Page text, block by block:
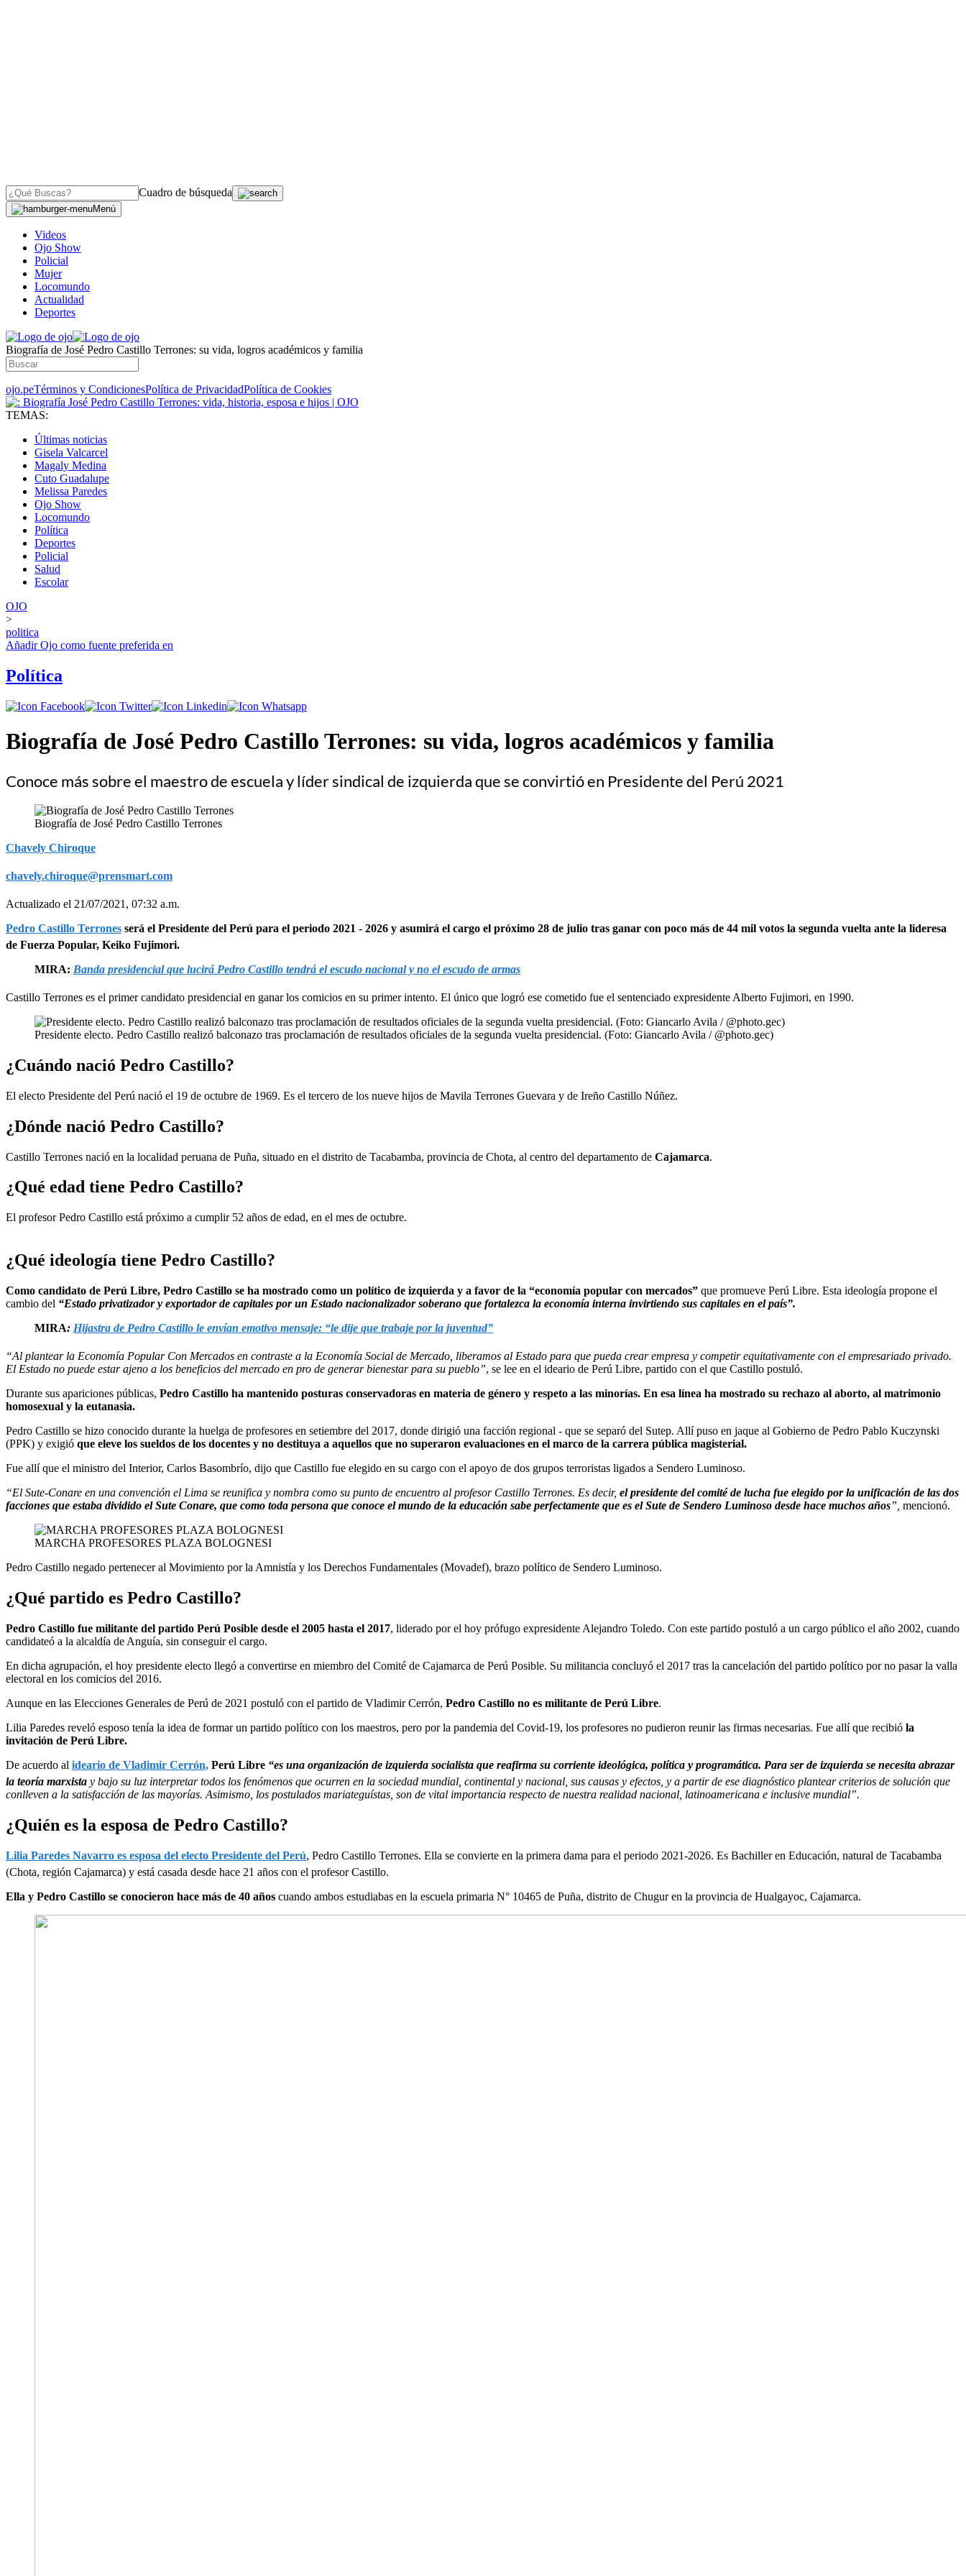
Cuadro de búsqueda
Menú
Videos
Ojo Show
Policial
Mujer
Locomundo
Actualidad
Deportes
Biografía de José Pedro Castillo Terrones: su vida, logros académicos y familia
ojo.peTérminos y CondicionesPolítica de PrivacidadPolítica de Cookies
TEMAS:
Últimas noticias
Gisela Valcarcel
Magaly Medina
Cuto Guadalupe
Melissa Paredes
Ojo Show
Locomundo
Política
Deportes
Policial
Salud
Escolar
OJO
>
politica
AñadirOjo como fuente preferida en
Política
Biografía de José Pedro Castillo Terrones: su vida, logros académicos y familia
Conoce más sobre el maestro de escuela y líder sindical de izquierda que se convirtió en Presidente del Perú 2021
Biografía de José Pedro Castillo Terrones
Chavely Chiroque
chavely.chiroque@prensmart.com
Actualizado el 21/07/2021, 07:32 a.m.
Pedro Castillo Terrones será el Presidente del Perú para el periodo 2021 - 2026 y asumirá el cargo el próximo 28 de julio tras ganar con poco más de 44 mil votos la segunda vuelta ante la lideresa
de Fuerza Popular, Keiko Fujimori.
MIRA: Banda presidencial que lucirá Pedro Castillo tendrá el escudo nacional y no el escudo de armas
Castillo Terrones es el primer candidato presidencial en ganar los comicios en su primer intento. El único que logró ese cometido fue el sentenciado expresidente Alberto Fujimori, en 1990.
Presidente electo. Pedro Castillo realizó balconazo tras proclamación de resultados oficiales de la segunda vuelta presidencial. (Foto: Giancarlo Avila / @photo.gec)
¿Cuándo nació Pedro Castillo?
El electo Presidente del Perú nació el 19 de octubre de 1969. Es el tercero de los nueve hijos de Mavila Terrones Guevara y de Ireño Castillo Núñez.
¿Dónde nació Pedro Castillo?
Castillo Terrones nació en la localidad peruana de Puña, situado en el distrito de Tacabamba, provincia de Chota, al centro del departamento de Cajamarca.
¿Qué edad tiene Pedro Castillo?
El profesor Pedro Castillo está próximo a cumplir 52 años de edad, en el mes de octubre.
¿Qué ideología tiene Pedro Castillo?
Como candidato de Perú Libre, Pedro Castillo se ha mostrado como un político de izquierda y a favor de la “economía popular con mercados” que promueve Perú Libre. Esta ideología propone el
cambio del “Estado privatizador y exportador de capitales por un Estado nacionalizador soberano que fortalezca la economía interna invirtiendo sus capitales en el país”.
MIRA: Hijastra de Pedro Castillo le envían emotivo mensaje: “le dije que trabaje por la juventud”
“Al plantear la Economía Popular Con Mercados en contraste a la Economía Social de Mercado, liberamos al Estado para que pueda crear empresa y competir equitativamente con el empresariado privado.
El Estado no puede estar ajeno a los beneficios del mercado en pro de generar bienestar para su pueblo”, se lee en el ideario de Perú Libre, partido con el que Castillo postuló.
Durante sus apariciones públicas, Pedro Castillo ha mantenido posturas conservadoras en materia de género y respeto a las minorías. En esa línea ha mostrado su rechazo al aborto, al matrimonio
homosexual y la eutanasia.
Pedro Castillo se hizo conocido durante la huelga de profesores en setiembre del 2017, donde dirigió una facción regional - que se separó del Sutep. Allí puso en jaque al Gobierno de Pedro Pablo Kuczynski
(PPK) y exigió que eleve los sueldos de los docentes y no destituya a aquellos que no superaron evaluaciones en el marco de la carrera pública magisterial.
Fue allí que el ministro del Interior, Carlos Basombrío, dijo que Castillo fue elegido en su cargo con el apoyo de dos grupos terroristas ligados a Sendero Luminoso.
“El Sute-Conare en una convención el Lima se reunifica y nombra como su punto de encuentro al profesor Castillo Terrones. Es decir, el presidente del comité de lucha fue elegido por la unificación de las dos
facciones que estaba dividido el Sute Conare, que como toda persona que conoce el mundo de la educación sabe perfectamente que es el Sute de Sendero Luminoso desde hace muchos años”, mencionó.
MARCHA PROFESORES PLAZA BOLOGNESI
Pedro Castillo negado pertenecer al Movimiento por la Amnistía y los Derechos Fundamentales (Movadef), brazo político de Sendero Luminoso.
¿Qué partido es Pedro Castillo?
Pedro Castillo fue militante del partido Perú Posible desde el 2005 hasta el 2017, liderado por el hoy prófugo expresidente Alejandro Toledo. Con este partido postuló a un cargo público el año 2002, cuando
candidateó a la alcaldía de Anguía, sin conseguir el cargo.
En dicha agrupación, el hoy presidente electo llegó a convertirse en miembro del Comité de Cajamarca de Perú Posible. Su militancia concluyó el 2017 tras la cancelación del partido político por no pasar la valla
electoral en los comicios del 2016.
Aunque en las Elecciones Generales de Perú de 2021 postuló con el partido de Vladimir Cerrón, Pedro Castillo no es militante de Perú Libre.
Lilia Paredes reveló esposo tenía la idea de formar un partido político con los maestros, pero por la pandemia del Covid-19, los profesores no pudieron reunir las firmas necesarias. Fue allí que recibió la
invitación de Perú Libre.
De acuerdo al ideario de Vladimir Cerrón, Perú Libre “es una organización de izquierda socialista que reafirma su corriente ideológica, política y programática. Para ser de izquierda se necesita abrazar
la teoría marxista y bajo su luz interpretar todos los fenómenos que ocurren en la sociedad mundial, continental y nacional, sus causas y efectos, y a partir de ese diagnóstico plantear criterios de solución que
conlleven a la satisfacción de las mayorías. Asimismo, los postulados mariateguístas, son de vital importancia respecto de nuestra realidad nacional, latinoamericana e inclusive mundial”.
¿Quién es la esposa de Pedro Castillo?
Lilia Paredes Navarro es esposa del electo Presidente del Perú, Pedro Castillo Terrones. Ella se convierte en la primera dama para el periodo 2021-2026. Es Bachiller en Educación, natural de Tacabamba
(Chota, región Cajamarca) y está casada desde hace 21 años con el profesor Castillo.
Ella y Pedro Castillo se conocieron hace más de 40 años cuando ambos estudiabas en la escuela primaria N° 10465 de Puña, distrito de Chugur en la provincia de Hualgayoc, Cajamarca.